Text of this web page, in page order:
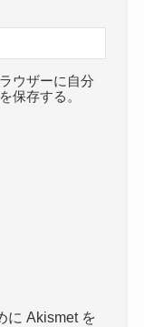
ウザーに自分
保存する。
に Akismet を